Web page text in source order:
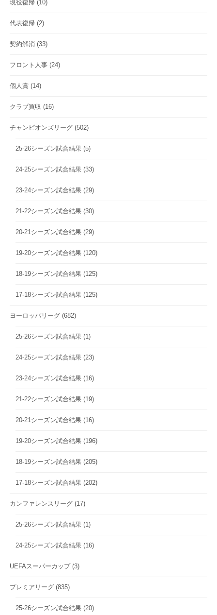
現役復帰 (10)
代表復帰 (2)
契約解消 (33)
フロント人事 (24)
個人賞 (14)
クラブ買収 (16)
チャンピオンズリーグ (502)
25-26シーズン試合結果 (5)
24-25シーズン試合結果 (33)
23-24シーズン試合結果 (29)
21-22シーズン試合結果 (30)
20-21シーズン試合結果 (29)
19-20シーズン試合結果 (120)
18-19シーズン試合結果 (125)
17-18シーズン試合結果 (125)
ヨーロッパリーグ (682)
25-26シーズン試合結果 (1)
24-25シーズン試合結果 (23)
23-24シーズン試合結果 (16)
21-22シーズン試合結果 (19)
20-21シーズン試合結果 (16)
19-20シーズン試合結果 (196)
18-19シーズン試合結果 (205)
17-18シーズン試合結果 (202)
カンファレンスリーグ (17)
25-26シーズン試合結果 (1)
24-25シーズン試合結果 (16)
UEFAスーパーカップ(3)
プレミアリーグ (835)
25-26シーズン試合結果 (20)